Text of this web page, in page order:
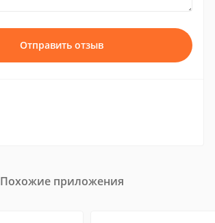
Отправить отзыв
Похожие приложения